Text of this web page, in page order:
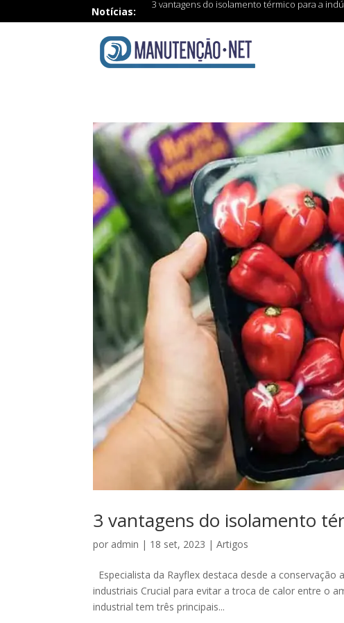
Notícias:
3 vantagens do isolamento térmico para a
3 vantagens do isolamento
por admin | 18 set, 2023 |Artigos
Especialista da Rayflex destaca desde a
industriais Crucial para evitar a troca de calor entre o
industrial tem três principais...